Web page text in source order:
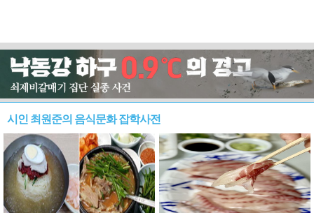
시인 최원준의 음식문화 잡학사전